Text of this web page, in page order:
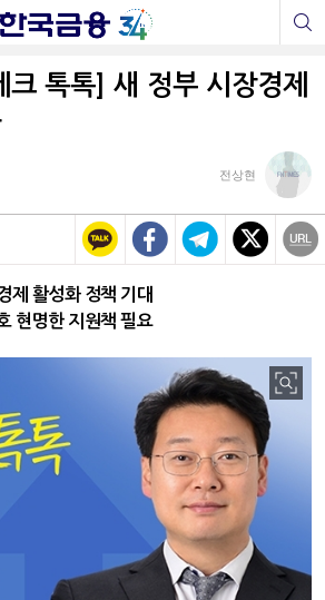
크 톡톡] 새 정부 시장경제
전상현
제 활성화 정책 기대
현명한 지원책 필요